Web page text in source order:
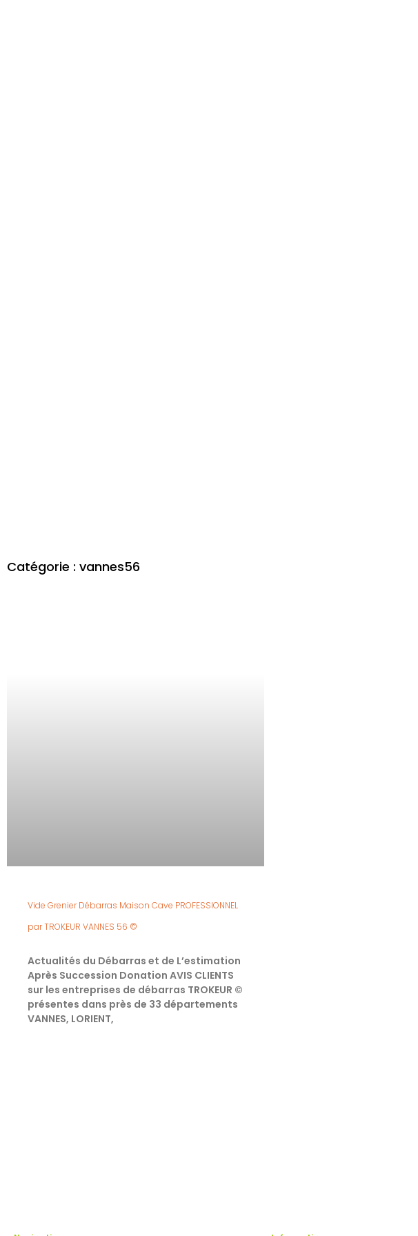
Catégorie : vannes56
Vide Grenier Débarras Maison Cave PROFESSIONNEL
par TROKEUR VANNES 56 ©
Actualités du Débarras et de L’estimation
Après Succession Donation AVIS CLIENTS
sur les entreprises de débarras TROKEUR ©
présentes dans près de 33 départements
VANNES, LORIENT,